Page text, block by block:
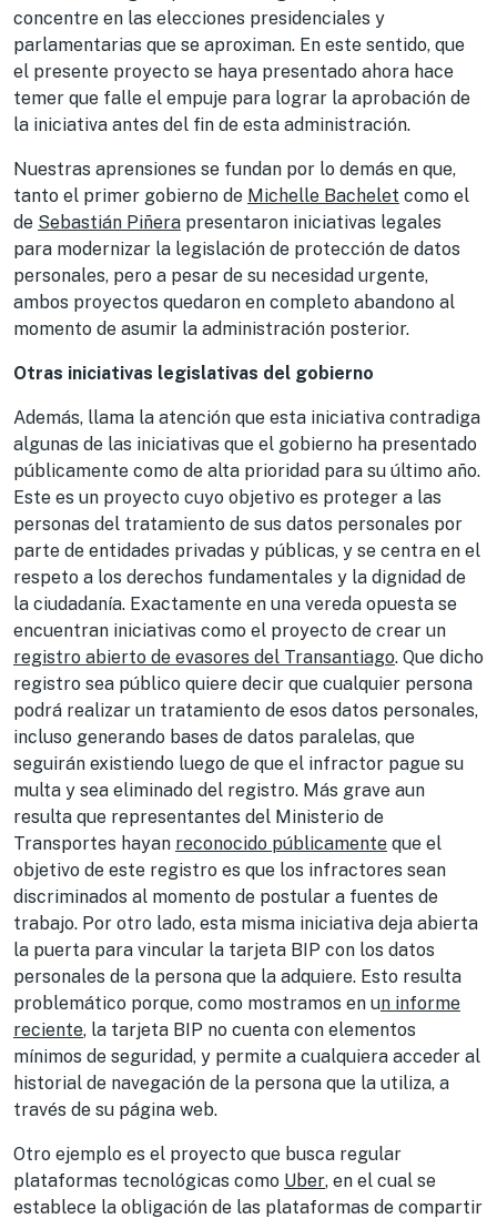
concentre en las elecciones presidenciales y
parlamentarias que se aproximan. En este sentido, que
el presente proyecto se haya presentado ahora hace
temer que falle el empuje para lograr la aprobación de
la iniciativa antes del fin de esta administración.
Nuestras aprensiones se fundan por lo demás en que,
tanto el primer gobierno de Michelle Bachelet como el
de Sebastián Piñera presentaron iniciativas legales
para modernizar la legislación de protección de datos
personales, pero a pesar de su necesidad urgente,
ambos proyectos quedaron en completo abandono al
momento de asumir la administración posterior.
Otras iniciativas legislativas del gobierno
Además, llama la atención que esta iniciativa contradiga
algunas de las iniciativas que el gobierno ha presentado
públicamente como de alta prioridad para su último año.
Este es un proyecto cuyo objetivo es proteger a las
personas del tratamiento de sus datos personales por
parte de entidades privadas y públicas, y se centra en el
respeto a los derechos fundamentales y la dignidad de
la ciudadanía. Exactamente en una vereda opuesta se
encuentran iniciativas como el proyecto de crear un
registro abierto de evasores del Transantiago. Que dicho
registro sea público quiere decir que cualquier persona
podrá realizar un tratamiento de esos datos personales,
incluso generando bases de datos paralelas, que
seguirán existiendo luego de que el infractor pague su
multa y sea eliminado del registro. Más grave aun
resulta que representantes del Ministerio de
Transportes hayan reconocido públicamente que el
objetivo de este registro es que los infractores sean
discriminados al momento de postular a fuentes de
trabajo. Por otro lado, esta misma iniciativa deja abierta
la puerta para vincular la tarjeta BIP con los datos
personales de la persona que la adquiere. Esto resulta
problemático porque, como mostramos en un informe
reciente, la tarjeta BIP no cuenta con elementos
mínimos de seguridad, y permite a cualquiera acceder al
historial de navegación de la persona que la utiliza, a
través de su página web.
Otro ejemplo es el proyecto que busca regular
plataformas tecnológicas como Uber, en el cual se
establece la obligación de las plataformas de compartir